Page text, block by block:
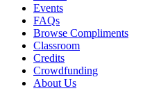
Events
FAQs
Browse Compliments
Classroom
Credits
Crowdfunding
About Us